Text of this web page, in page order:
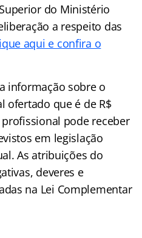
do Ministério
a respeito das
aqui e confira o
informação sobre o
ofertado que é de R$
pode receber
em legislação
As atribuições do
deveres e
na Lei Complementar